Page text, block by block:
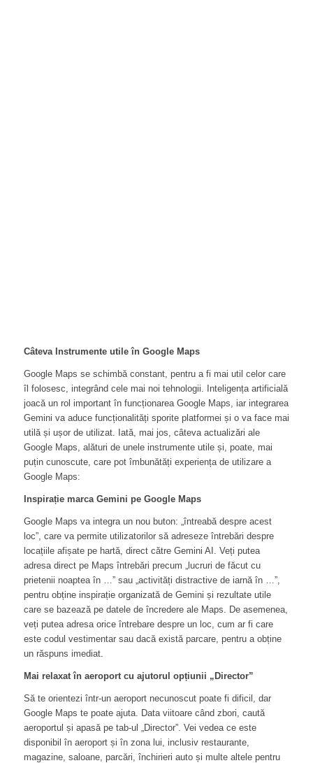
Câteva Instrumente utile în Google Maps
Google Maps se schimbă constant, pentru a fi mai util celor care
îl folosesc, integrând cele mai noi tehnologii. Inteligența artificială
joacă un rol important în funcționarea Google Maps, iar integrarea
Gemini va aduce funcționalități sporite platformei și o va face mai
utilă și ușor de utilizat. Iată, mai jos, câteva actualizări ale
Google Maps, alături de unele instrumente utile și, poate, mai
puțin cunoscute, care pot îmbunătăți experiența de utilizare a
Google Maps:
Inspirație marca Gemini pe Google Maps
Google Maps va integra un nou buton: „întreabă despre acest
loc”, care va permite utilizatorilor să adreseze întrebări despre
locațiile afișate pe hartă, direct către Gemini AI. Veți putea
adresa direct pe Maps întrebări precum „lucruri de făcut cu
prietenii noaptea în …” sau „activități distractive de iarnă în …”,
pentru obține inspirație organizată de Gemini și rezultate utile
care se bazează pe datele de încredere ale Maps. De asemenea,
veți putea adresa orice întrebare despre un loc, cum ar fi care
este codul vestimentar sau dacă există parcare, pentru a obține
un răspuns imediat.
Mai relaxat în aeroport cu ajutorul opțiunii „Director”
Să te orientezi într-un aeroport necunoscut poate fi dificil, dar
Google Maps te poate ajuta. Data viitoare când zbori, caută
aeroportul și apasă pe tab-ul „Director”. Vei vedea ce este
disponibil în aeroport și în zona lui, inclusiv restaurante,
magazine, saloane, parcări, închirieri auto și multe altele pentru